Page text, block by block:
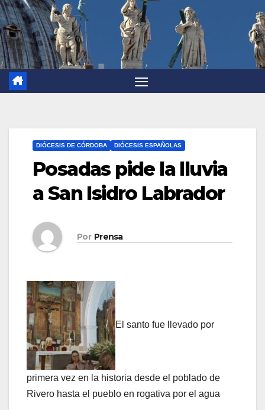
DIÓCESIS DE CÓRDOBA DIÓCESIS ESPAÑOLAS
Posadas pide la lluvia
a San Isidro Labrador
Por Prensa
El santo fue llevado por
primera vez en la historia desde el poblado de
Rivero hasta el pueblo en rogativa por el agua